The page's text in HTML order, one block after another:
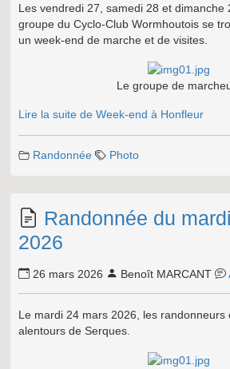
Les vendredi 27, samedi 28 et dimanche
groupe du Cyclo-Club Wormhoutois se
un week-end de marche et de visites.
Le groupe de
Lire la suite de Week-end à Honfleur
Randonnée Photo
Randonnée du
2026
26 mars 2026 Benoît MARCANT
Le mardi 24 mars 2026, les randonneurs
alentours de Serques.